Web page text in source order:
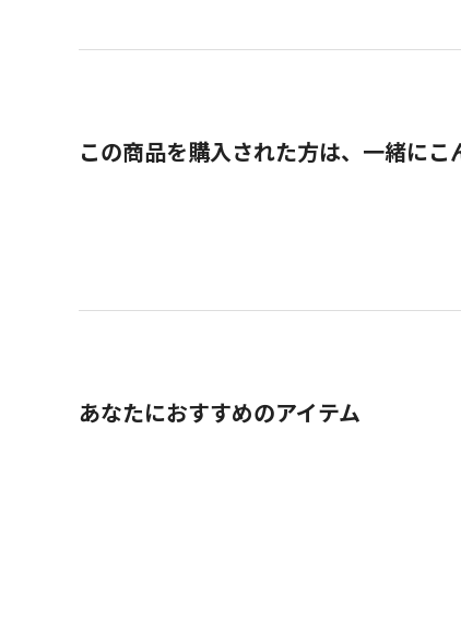
この商品を購入された方は、一緒にこ
あなたにおすすめのアイテム